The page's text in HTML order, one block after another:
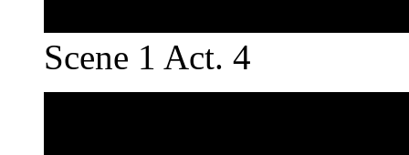
Scene 1 Act. 4